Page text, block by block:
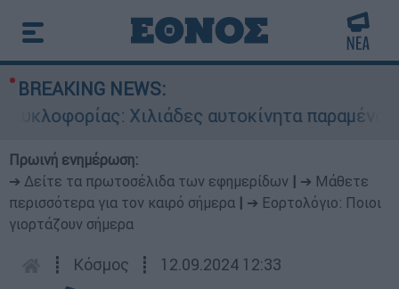
BREAKING NEWS:
Χιλιάδες αυτοκίνητα παραμένουν
Πρωινή ενημέρωση:
➔ Δείτε τα πρωτοσέλιδα των εφημερίδων
➔ Μάθετε
περισσότερα για τον καιρό σήμερα
➔ Εορτολόγιο: Ποιοι
γιορτάζουν σήμερα
┋ Κόσμος ┋ 12.09.2024 12:33